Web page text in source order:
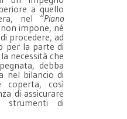
a quello
nel “Piano
impone, né
procedere, ad
per la parte di
necessità che
debba
nel bilancio di
coperta, così
di assicurare
di